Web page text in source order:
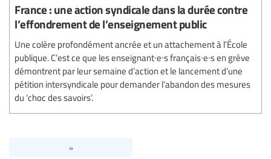
France : une action syndicale dans la durée contre
l’effondrement de l’enseignement public
Une colère profondément ancrée et un attachement à l’École
publique. C’est ce que les enseignant∙e∙s français∙e∙s en grève
démontrent par leur semaine d’action et le lancement d’une
pétition intersyndicale pour demander l’abandon des mesures
du ‘choc des savoirs’.
»